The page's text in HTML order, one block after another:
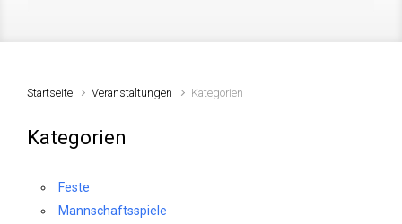
Startseite Veranstaltungen Kategorien
Kategorien
Feste
Mannschaftsspiele